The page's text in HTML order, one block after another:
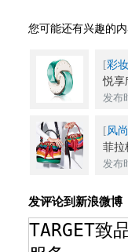
您可能还有兴趣的内
[彩
悦享
发布
[风
菲拉
发布
发评论到新浪微博